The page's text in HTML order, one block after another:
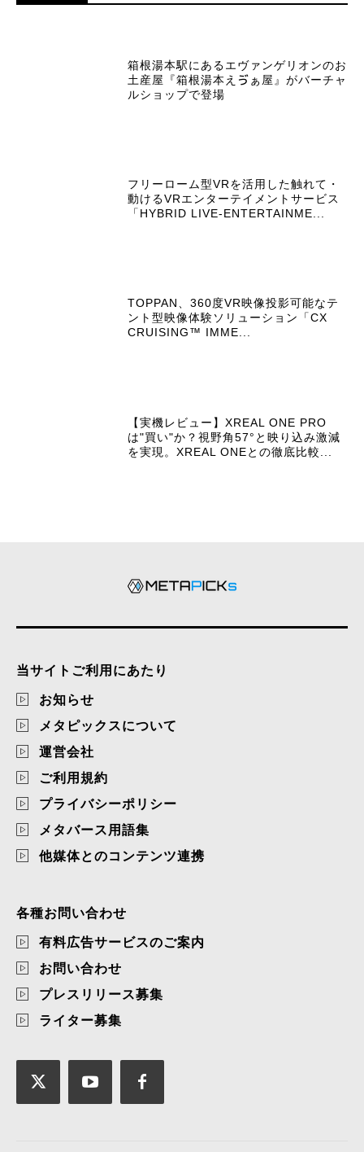
箱根湯本駅にあるエヴァンゲリオンのお
土産屋『箱根湯本えゔぁ屋』がバーチャ
ルショップで登場
フリーローム型VRを活用した触れて・
動けるVRエンターテイメントサービス
「HYBRID LIVE-ENTERTAINME...
TOPPAN、360度VR映像投影可能なテ
ント型映像体験ソリューション「CX
CRUISING™ IMME...
【実機レビュー】XREAL ONE PRO
は"買い"か？視野角57°と映り込み激減
を実現。XREAL ONEとの徹底比較...
当サイトご利用にあたり
お知らせ
メタピックスについて
運営会社
ご利用規約
プライバシーポリシー
メタバース用語集
他媒体とのコンテンツ連携
各種お問い合わせ
有料広告サービスのご案内
お問い合わせ
プレスリリース募集
ライター募集